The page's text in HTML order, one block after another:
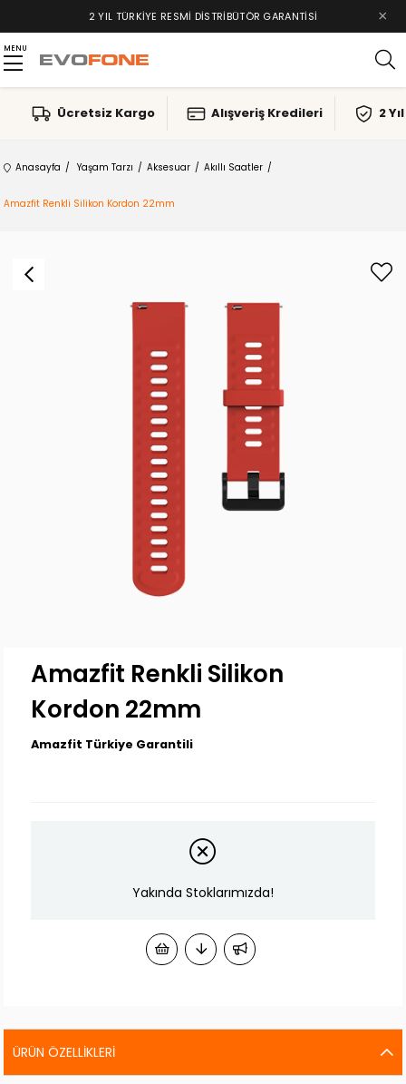
2 YIL TÜRKIYE RESMI DISTRIBÜTÖR GARANTISI ×
MENU
Ücretsiz Kargo Alışveriş Kredileri 2
Anasayfa Yaşam Tarzı Aksesuar Akıllı Saatler
Amazfit Renkli Silikon Kordon 22mm
Amazfit Renkli Silikon
Kordon 22mm
Amazfit Türkiye Garantili
Yakında Stoklarımızda!
ÜRÜN ÖZELLIKLERI